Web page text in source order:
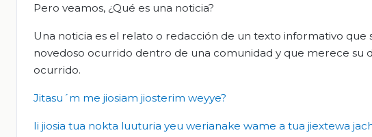
Pero veamos, ¿Qué es una noticia?
Una noticia es el relato o redacción de un texto informativo
novedoso ocurrido dentro de una comunidad y que merece su
ocurrido.
Jitasu´m me jiosiam jiosterim weyye?
Ii jiosia tua nokta luuturia yeu werianake wame a tua jiextewa